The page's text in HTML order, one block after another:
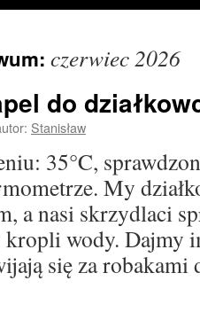
czerwiec 2026
do
Stanisław
35°C,
My
a nasi skrzydlaci
wody. Dajmy
się za